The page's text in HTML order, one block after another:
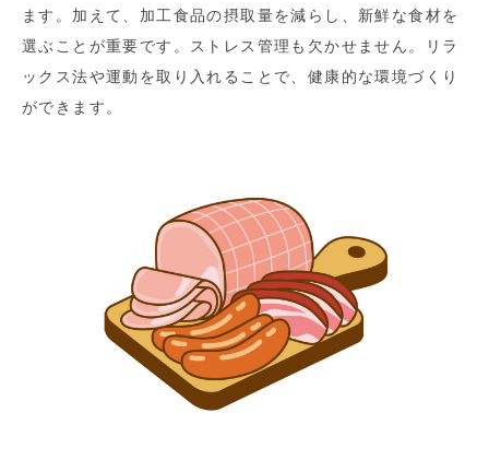
ます。加えて、加工食品の摂取量を減らし、新鮮な食材を
選ぶことが重要です。ストレス管理も欠かせません。リラ
ックス法や運動を取り入れることで、健康的な環境づくり
ができます。